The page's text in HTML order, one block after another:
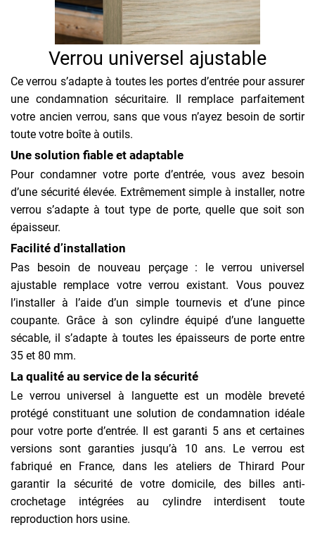
Verrou universel ajustable
Ce verrou s’adapte à toutes les portes d’entrée pour assurer
une condamnation sécuritaire. Il remplace parfaitement
votre ancien verrou, sans que vous n’ayez besoin de sortir
toute votre boîte à outils.
Une solution fiable et adaptable
Pour condamner votre porte d’entrée, vous avez besoin
d’une sécurité élevée. Extrêmement simple à installer, notre
verrou s’adapte à tout type de porte, quelle que soit son
épaisseur.
Facilité d’installation
Pas besoin de nouveau perçage : le verrou universel
ajustable remplace votre verrou existant. Vous pouvez
l’installer à l’aide d’un simple tournevis et d’une pince
coupante. Grâce à son cylindre équipé d’une languette
sécable, il s’adapte à toutes les épaisseurs de porte entre
35 et 80 mm.
La qualité au service de la sécurité
Le verrou universel à languette est un modèle breveté
protégé constituant une solution de condamnation idéale
pour votre porte d’entrée. Il est garanti 5 ans et certaines
versions sont garanties jusqu’à 10 ans. Le verrou est
fabriqué en France, dans les ateliers de Thirard Pour
garantir la sécurité de votre domicile, des billes anti-
crochetage intégrées au cylindre interdisent toute
reproduction hors usine.